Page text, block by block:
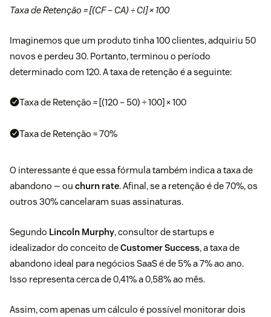
Taxa de Retenção = [(CF – CA) ÷ CI] × 100
Imaginemos que um produto tinha 100 clientes, adquiriu 50
novos e perdeu 30. Portanto, terminou o período
determinado com 120. A taxa de retenção é a seguinte:
Taxa de Retenção = [(120 – 50) ÷ 100] × 100
Taxa de Retenção = 70%
O interessante é que essa fórmula também indica a taxa de
abandono — ou churn rate. Afinal, se a retenção é de 70%, os
outros 30% cancelaram suas assinaturas.
Segundo Lincoln Murphy, consultor de startups e
idealizador do conceito deCustomer Success, a taxa de
abandono ideal para negócios SaaS é de 5% a 7% ao ano.
Isso representa cerca de 0,41% a 0,58% ao mês.
Assim, com apenas um cálculo é possível monitorar dois